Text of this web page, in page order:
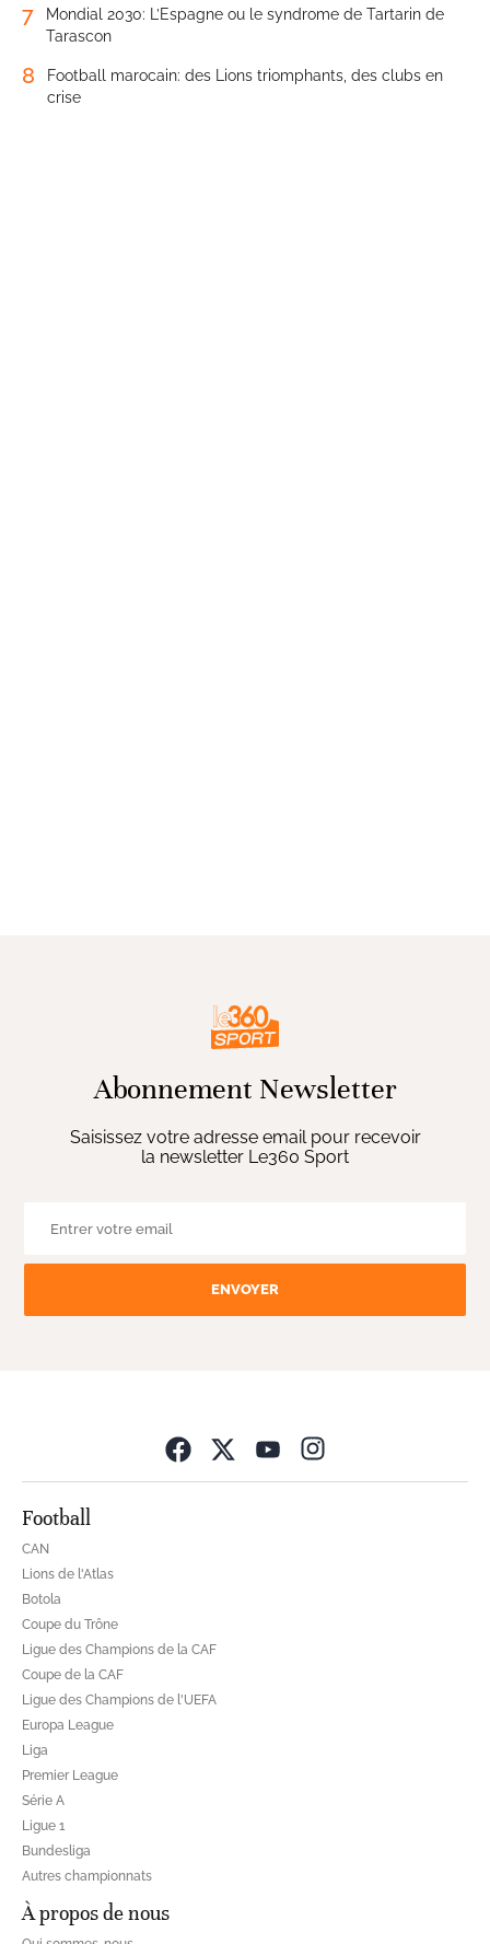
7
Mondial 2030: L’Espagne ou le syndrome de Tartarin de
Tarascon
8
Football marocain: des Lions triomphants, des clubs en
crise
Abonnement Newsletter
Saisissez votre adresse email pour recevoir
la newsletter Le360 Sport
ENVOYER
Football
CAN
Lions de l'Atlas
Botola
Coupe du Trône
Ligue des Champions de la CAF
Coupe de la CAF
Ligue des Champions de l'UEFA
Europa League
Liga
Premier League
Série A
Ligue 1
Bundesliga
Autres championnats
À propos de nous